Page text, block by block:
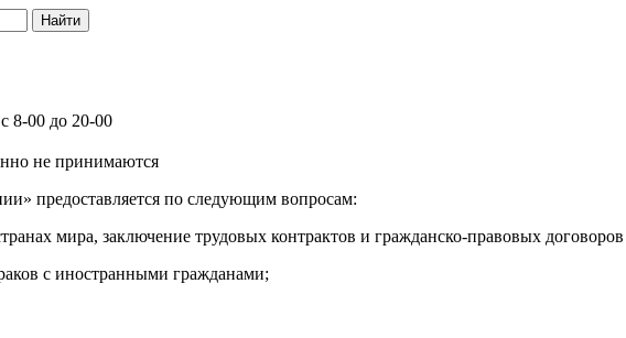
не принимаются
предоставляется по следующим вопросам:
мира, заключение трудовых контрактов и гражданско-правовых
с иностранными гражданами;